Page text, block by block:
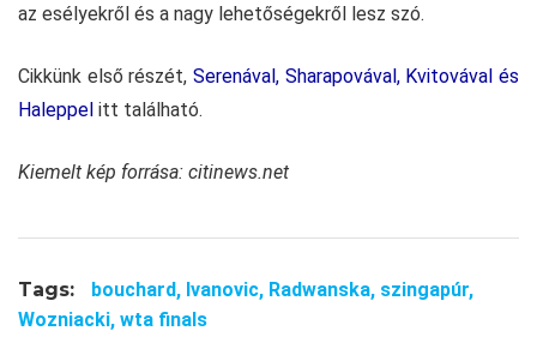
az esélyekről és a nagy lehetőségekről lesz szó.
Cikkünk első részét, Serenával, Sharapovával, Kvitovával és
Haleppel itt található.
Kiemelt kép forrása: citinews.net
Tags: bouchard, Ivanovic, Radwanska, szingapúr,
Wozniacki, wta finals